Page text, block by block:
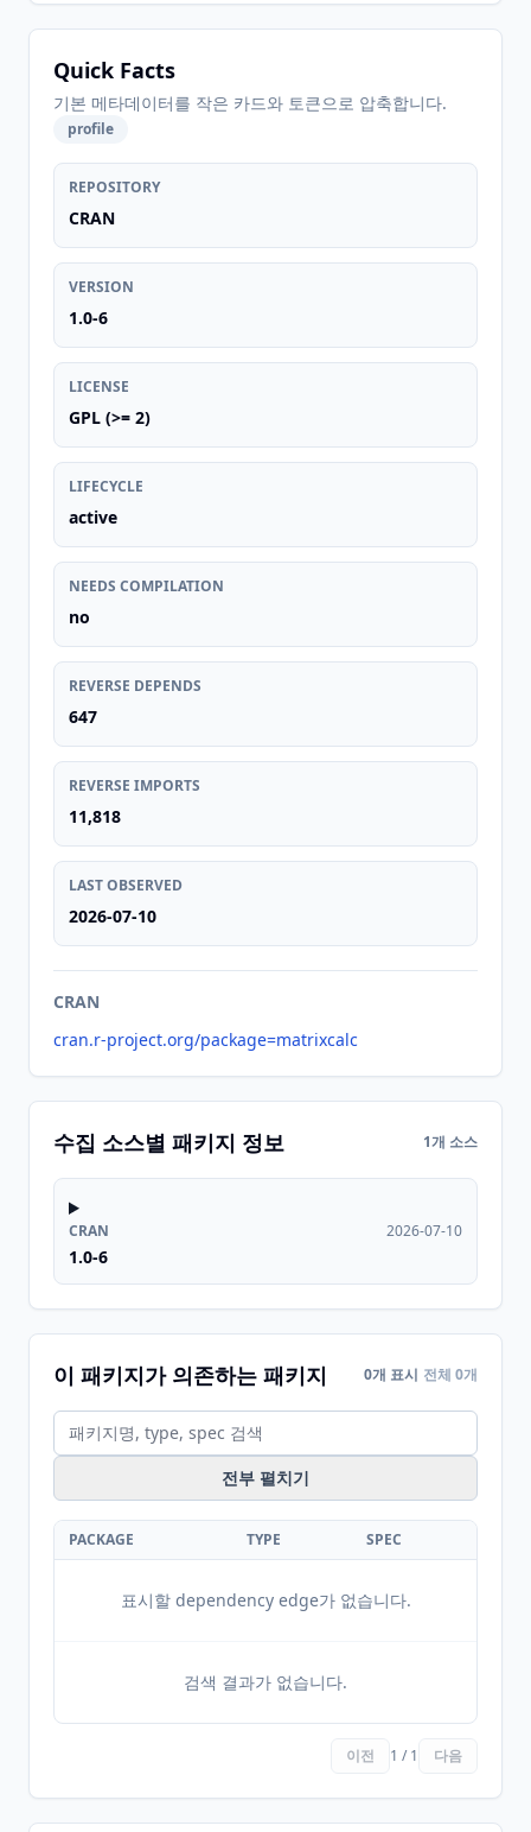
Quick Facts
기본 메타데이터를 작은 카드와 토큰으로 압축합니다.
profile
REPOSITORY
CRAN
VERSION
1.0-6
LICENSE
GPL (>= 2)
LIFECYCLE
active
NEEDS COMPILATION
no
REVERSE DEPENDS
647
REVERSE IMPORTS
11,818
LAST OBSERVED
2026-07-10
CRAN
cran.r-project.org/package=matrixcalc
수집 소스별 패키지 정보 1개 소스
CRAN
1.0-6
2026-07-10
이 패키지가 의존하는 패키지 0개 표시 전체 0개
전부 펼치기
PACKAGE TYPE SPEC
표시할 dependency edge가 없습니다.
검색 결과가 없습니다.
이전 1 / 1 다음